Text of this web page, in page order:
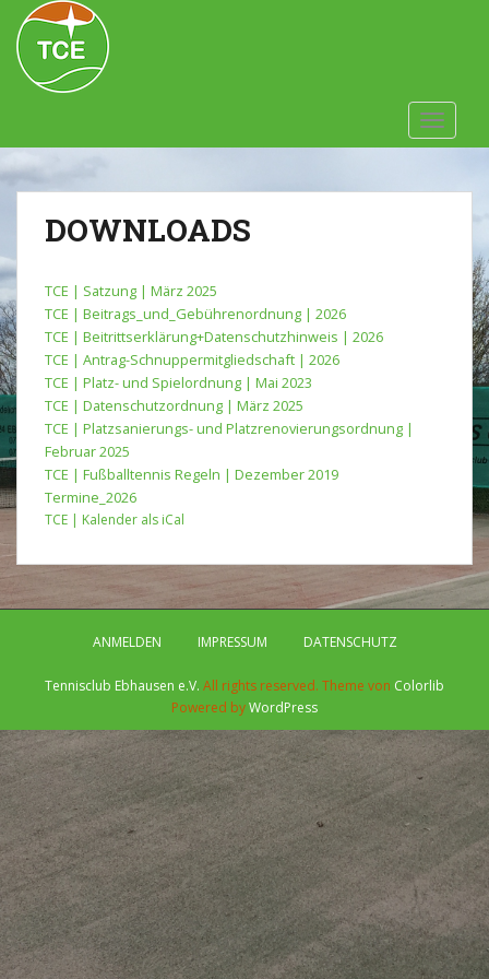
Skip to main content
DOWNLOADS
TCE | Satzung | März 2025
TCE | Beitrags_und_Gebührenordnung | 2026
TCE | Beitrittserklärung+Datenschutzhinweis | 2026
TCE | Antrag-Schnuppermitgliedschaft | 2026
TCE | Platz- und Spielordnung | Mai 2023
TCE | Datenschutzordnung | März 2025
TCE | Platzsanierungs- und Platzrenovierungsordnung |
Februar 2025
TCE | Fußballtennis Regeln | Dezember 2019
Termine_2026
TCE | Kalender als iCal
ANMELDEN IMPRESSUM DATENSCHUTZ
Tennisclub Ebhausen e.V. All rights reserved. Theme von Colorlib
Powered byWordPress